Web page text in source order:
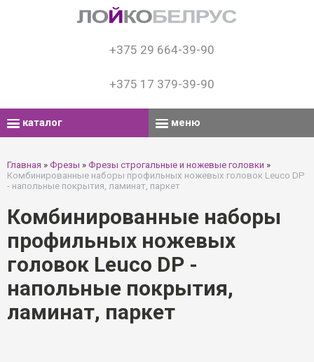
+375 29 664-39-90
+375 17 379-39-90
каталог меню
Главная » Фрезы » Фрезы строгальные и ножевые головки »
Комбинированные наборы профильных ножевых головок Leuco DP
- напольные покрытия, ламинат, паркет
Комбинированные наборы
профильных ножевых
головок Leuco DP -
напольные покрытия,
ламинат, паркет